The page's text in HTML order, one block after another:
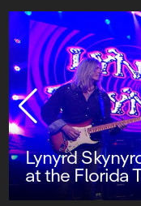
Lynyrd
at the Florida